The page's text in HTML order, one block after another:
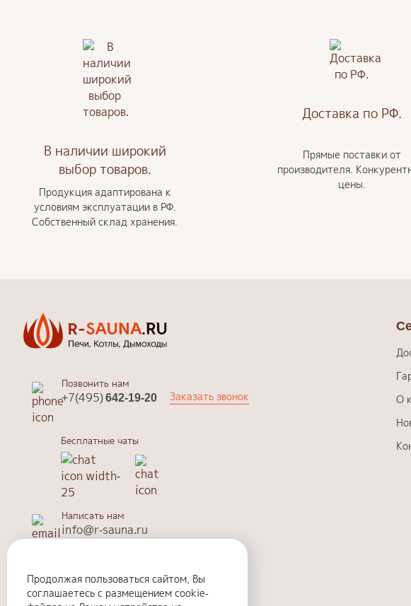
В наличии широкий
выбор товаров.
Продукция адаптирована к
условиям эксплуатации в РФ.
Собственный склад хранения.
Доставка по РФ.
Прямые поставки от
производителя.
цены.
Позвонить нам
+7(495)642-19-20 Заказать звонок
Бесплатные чаты
Написать нам
info@r-sauna.ru
info@r-sauna.ru
О
Продолжая пользоваться сайтом, Вы
соглашаетесь с размещением cookie-